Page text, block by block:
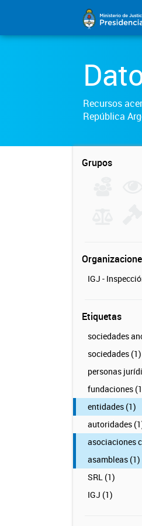
Recursos
República
Grupos
IGJ -
Etiquetas
sociedades
sociedades (1)
personas
fundaciones
entidades (1)
autoridades
asociaciones
asambleas (1)
SRL (1)
IGJ (1)